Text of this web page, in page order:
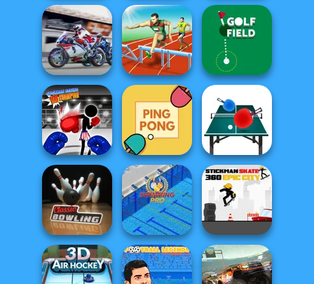
Goal Pinball
Rope Bawling 2
Rope Bawling
Golf Field
Hurdles Heroes
Super Bike Wild
Race
Table Tennis Pro
Ping Pong
Stickman Boxing
KO Champion